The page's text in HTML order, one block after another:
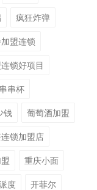
疯狂炸弹
盟连锁
锁好项目
串串杯
钱
葡萄酒加盟
锁加盟店
重庆小面
度
开菲尔